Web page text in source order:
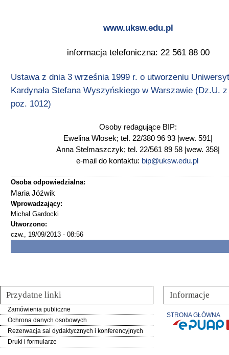
www.uksw.edu.pl
informacja telefoniczna: 22 561 88 00
Ustawa z dnia 3 września 1999 r. o utworzeniu
Kardynała Stefana Wyszyńskiego w Warszawie (Dz.U.
poz. 1012)
Osoby redagujące BIP:
Ewelina Włosek; tel. 22/380 96 93 |wew. 591|
Anna Stelmaszczyk; tel. 22/561 89 58 |wew. 358|
e-mail do kontaktu: bip@uksw.edu.pl
Osoba odpowiedzialna:
Maria Jóźwik
Wprowadzający:
Michał Gardocki
Utworzono:
czw., 19/09/2013 - 08:56
Przydatne linki
Zamówienia publiczne
Ochrona danych osobowych
Rezerwacja sal dydaktycznych i konferencyjnych
Druki i formularze
Informacje
STRONA GŁÓWNA